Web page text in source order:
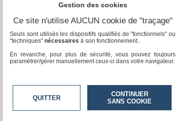
Accès
éditeur
Gestion des cookies
Ce site n'utilise AUCUN cookie de "traçage"
Seuls sont utilisés les dispositifs qualifiés de "fonctionnels" ou
"techniques" nécessaires à son fonctionnement..
En revanche, pour plus de sécurité, vous pouvez toujours
paramétrer/gérer manuellement ceux-ci dans votre navigateur.
QUITTER
CONTINUER
SANS COOKIE